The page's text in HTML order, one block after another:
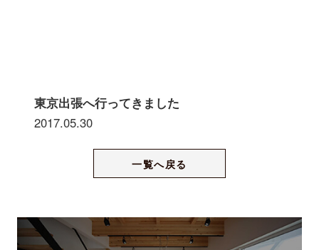
東京出張へ行ってきました
2017.05.30
一覧へ戻る